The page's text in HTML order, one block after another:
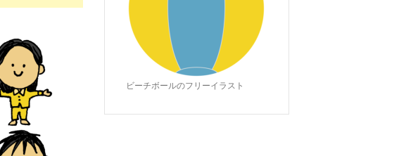
ビーチボールのフリーイラスト